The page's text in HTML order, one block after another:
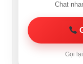
Chat
Gọi